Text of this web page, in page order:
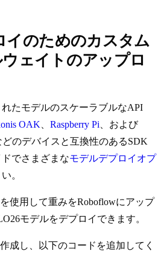
イのためのカスタム
ェイトのアップロ
たモデルのスケーラブルなAPI
OAK Raspberry Pi 、および
のデバイスと互換性のあるSDK
でさまざまなモデルデプロイオプ
。
使用して重みをRoboflowにアップ
モデルをデプロイできます。
成し、以下のコードを追加してく